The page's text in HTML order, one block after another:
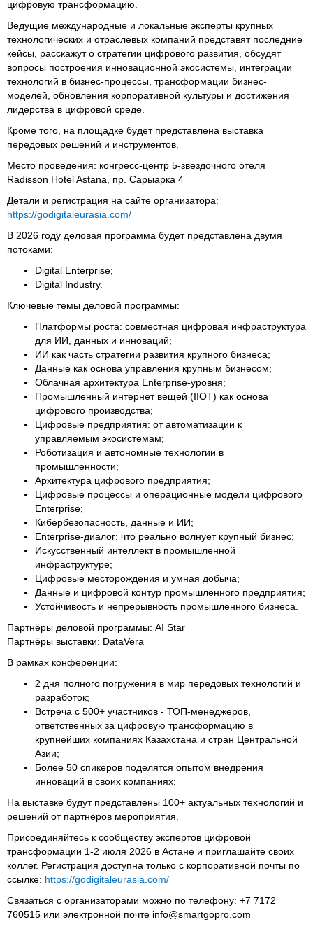
цифровую трансформацию.
Ведущие международные и локальные эксперты крупных
технологических и отраслевых компаний представят последние
кейсы, расскажут о стратегии цифрового развития, обсудят
вопросы построения инновационной экосистемы, интеграции
технологий в бизнес-процессы, трансформации бизнес-
моделей, обновления корпоративной культуры и достижения
лидерства в цифровой среде.
Кроме того, на площадке будет представлена выставка
передовых решений и инструментов.
Место проведения: конгресс-центр 5-звездочного отеля
Radisson Hotel Astana, пр. Сарыарка 4
Детали и регистрация на сайте организатора:
https://godigitaleurasia.com/
В 2026 году деловая программа будет представлена двумя
потоками:
Digital Enterprise;
Digital Industry.
Ключевые темы деловой программы:
Платформы роста: совместная цифровая инфраструктура
для ИИ, данных и инноваций;
ИИ как часть стратегии развития крупного бизнеса;
Данные как основа управления крупным бизнесом;
Облачная архитектура Enterprise-уровня;
Промышленный интернет вещей (IIOT) как основа
цифрового производства;
Цифровые предприятия: от автоматизации к
управляемым экосистемам;
Роботизация и автономные технологии в
промышленности;
Архитектура цифрового предприятия;
Цифровые процессы и операционные модели цифрового
Enterprise;
Кибербезопасность, данные и ИИ;
Enterprise-диалог: что реально волнует крупный бизнес;
Искусственный интеллект в промышленной
инфраструктуре;
Цифровые месторождения и умная добыча;
Данные и цифровой контур промышленного предприятия;
Устойчивость и непрерывность промышленного бизнеса.
Партнёры деловой программы: AI Star
Партнёры выставки: DataVera
В рамках конференции:
2 дня полного погружения в мир передовых технологий и
разработок;
Встреча с 500+ участников - ТОП-менеджеров,
ответственных за цифровую трансформацию в
крупнейших компаниях Казахстана и стран Центральной
Азии;
Более 50 спикеров поделятся опытом внедрения
инноваций в своих компаниях;
На выставке будут представлены 100+ актуальных технологий и
решений от партнёров мероприятия.
Присоединяйтесь к сообществу экспертов цифровой
трансформации 1-2 июля 2026 в Астане и приглашайте своих
коллег. Регистрация доступна только с корпоративной почты по
ссылке: https://godigitaleurasia.com/
Связаться с организаторами можно по телефону: +7 7172
760515 или электронной почте info@smartgopro.com